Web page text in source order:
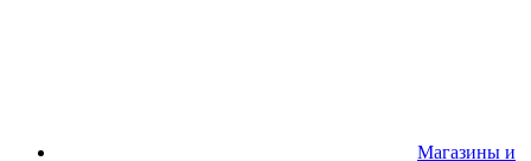
Магазины и